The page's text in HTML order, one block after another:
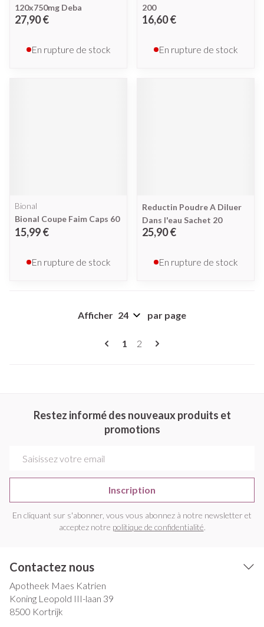
120x750mg Deba
27,90 €
En rupture de stock
200
16,60 €
En rupture de stock
Bional
Bional Coupe Faim Caps 60
15,99 €
En rupture de stock
Reductin Poudre A Diluer
Dans l'eau Sachet 20
25,90 €
En rupture de stock
Pages
Vous lisez actuellement la page
1 Page
2
Afficher par page
Restez informé des nouveaux produits et
promotions
Inscription
En cliquant sur s'abonner, vous vous abonnez à notre newsletter et
acceptez notre politique de confidentialité.
Contactez nous
Apotheek Maes Katrien
Koning Leopold III-laan 39
8500 Kortrijk